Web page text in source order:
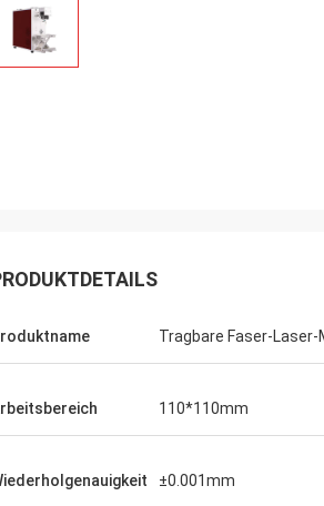
Tragbare Faser-Laser-
110*110mm
±0.001mm